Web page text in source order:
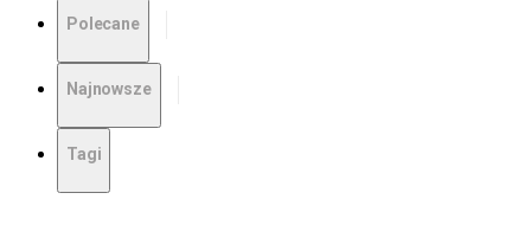
Polecane
Najnowsze
Tagi